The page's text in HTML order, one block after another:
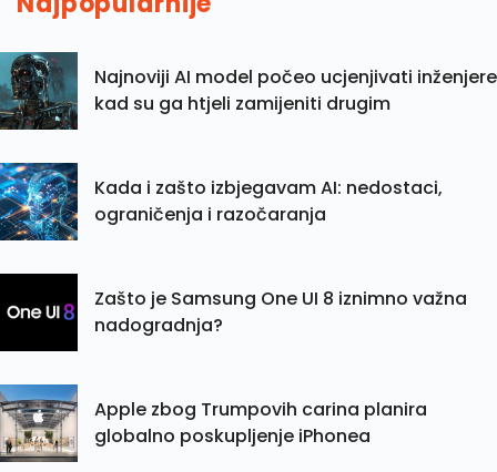
Najnoviji AI model počeo ucjenjivati inženjere
kad su ga htjeli zamijeniti drugim
Kada i zašto izbjegavam AI: nedostaci,
ograničenja i razočaranja
Zašto je Samsung One UI 8 iznimno važna
nadogradnja?
Apple zbog Trumpovih carina planira
globalno poskupljenje iPhonea